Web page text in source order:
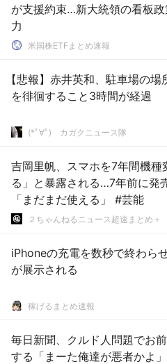
が支援約束…新大統領の看板
力
米国株ETFまとめ速報
【悲報】赤井英和、駐車場の
を徘徊すること3時間が経過
(*ﾟ∀ﾟ)ゞカガクニュース隊
吉岡里帆、スマホを7年間機
る」と暴露される…7年前に発
「まだまだ使える」 #芸能
２ちゃんねるニュース超速まとめ＋
iPhoneの充電を数秒で終わら
が展示される
稼げるまとめ速報
毎日新聞、クルド人問題でお
する「まーた俺達が悪者かよ